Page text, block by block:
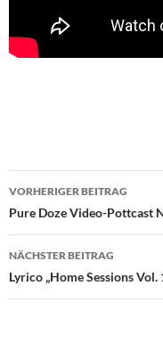
VORHERIGER BEITRAG
Pure Doze Video-Pottcast
NÄCHSTER BEITRAG
Lyrico „Home Sessions Vol.